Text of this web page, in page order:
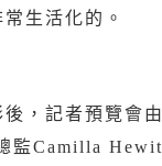
生活化的。
後，記者預覽會
監Camilla